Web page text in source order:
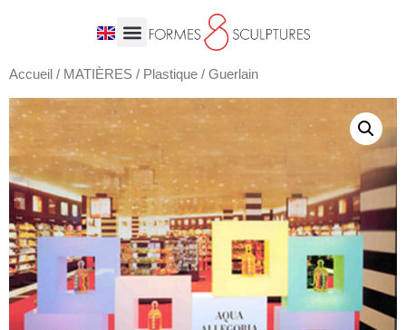
Accueil / MATIÈRES / Plastique / Guerlain